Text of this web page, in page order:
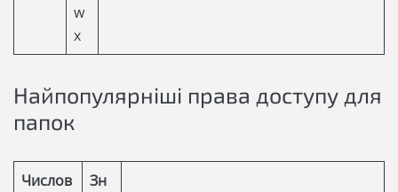
w
x
Найпопулярніші права доступу для
папок
Числов
Зн